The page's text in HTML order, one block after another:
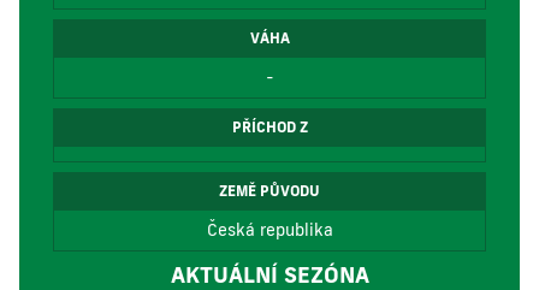
VÁHA
-
PŘÍCHOD Z
ZEMĚ PŮVODU
Česká republika
AKTUÁLNÍ SEZÓNA